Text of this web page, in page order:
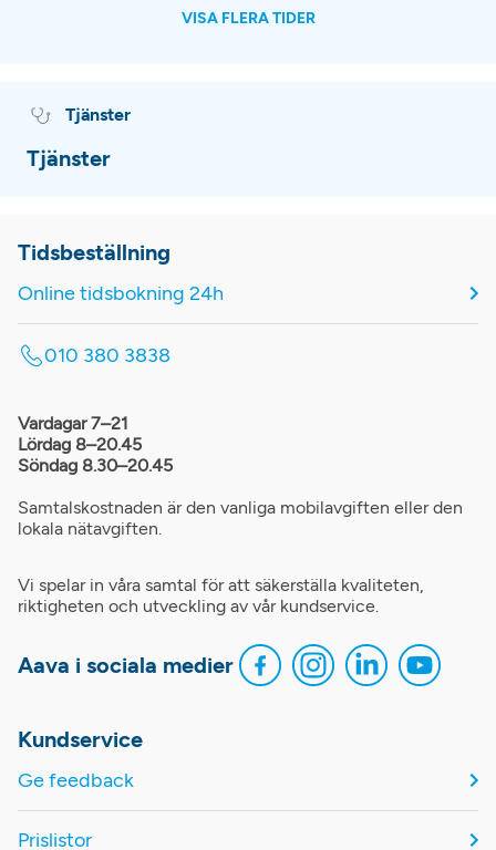
VISA FLERA TIDER
Tjänster
Tjänster
Tidsbeställning
Online tidsbokning 24h
010 380 3838
Vardagar 7–21
Lördag 8–20.45
Söndag 8.30–20.45
Samtalskostnaden är den vanliga mobilavgiften eller den
lokala nätavgiften.
Vi spelar in våra samtal för att säkerställa kvaliteten,
riktigheten och utveckling av vår kundservice.
Aava i sociala medier
Kundservice
Ge feedback
Prislistor